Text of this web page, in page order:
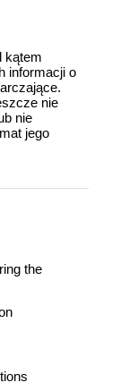
kątem
informacji o
nie
nie
jego
the